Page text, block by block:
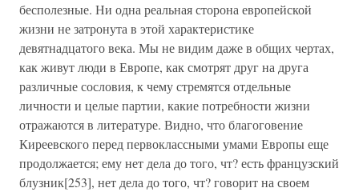
бесполезные. Ни одна реальная сторона европейской
жизни не затронута в этой характеристике
девятнадцатого века. Мы не видим даже в общих чертах,
как живут люди в Европе, как смотрят друг на друга
различные сословия, к чему стремятся отдельные
личности и целые партии, какие потребности жизни
отражаются в литературе. Видно, что благоговение
Киреевского перед первоклассными умами Европы еще
продолжается; ему нет дела до того, чт? есть французский
блузник[253], нет дела до того, чт? говорит на своем